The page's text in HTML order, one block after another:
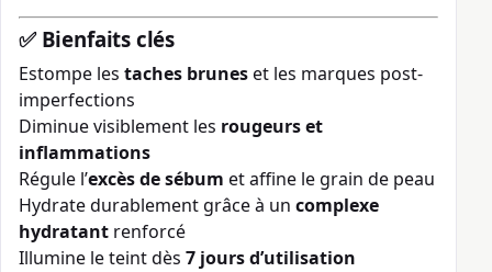
✅ Bienfaits clés
Estompe les taches bruneset les marques post-
imperfections
Diminue visiblement les rougeurs et
inflammations
Régule l’excès de sébum et affine le grain de peau
Hydrate durablement grâce à un complexe
hydratant renforcé
Illumine le teint dès 7 jours d’utilisation